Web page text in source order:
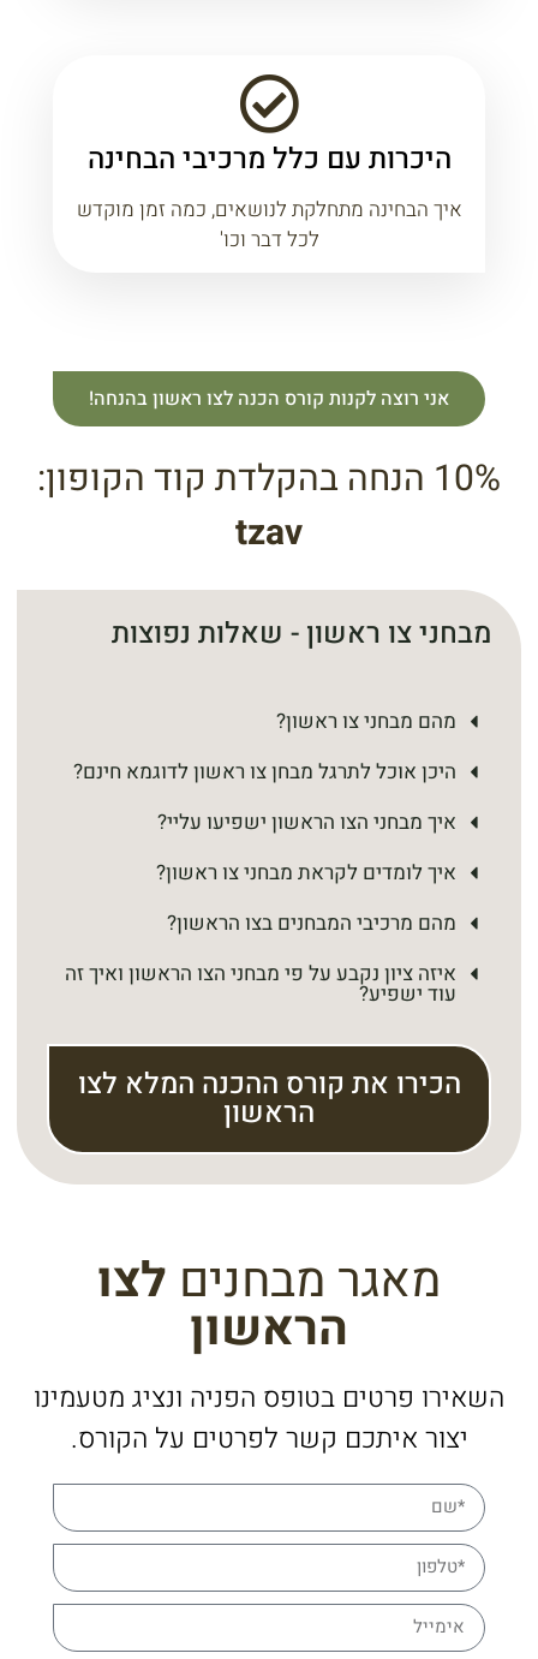
היכרות עם כלל מרכיבי הבחינה
איך הבחינה מתחלקת לנושאים, כמה זמן מוקדש
לכל דבר וכו'
אני רוצה לקנות קורס הכנה לצו ראשון בהנחה!
10% הנחה בהקלדת קוד הקופון:
tzav
מבחני צו ראשון - שאלות נפוצות
מהם מבחני צו ראשון?
היכן אוכל לתרגל מבחן צו ראשון לדוגמא חינם?
איך מבחני הצו הראשון ישפיעו עליי?
איך לומדים לקראת מבחני צו ראשון?
מהם מרכיבי המבחנים בצו הראשון?
איזה ציון נקבע על פי מבחני הצו הראשון ואיך זה
עוד ישפיע?
הכירו את קורס ההכנה המלא לצו
הראשון
מאגר מבחנים לצו
הראשון
השאירו פרטים בטופס הפניה ונציג מטעמינו
יצור איתכם קשר לפרטים על הקורס.